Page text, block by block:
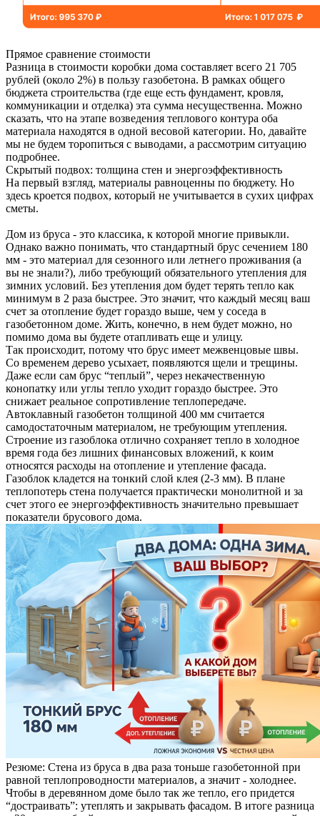
Прямое сравнение стоимости
Разница в стоимости коробки дома составляет всего 21 705
рублей (около 2%) в пользу газобетона. В рамках общего
бюджета строительства (где еще есть фундамент, кровля,
коммуникации и отделка) эта сумма несущественна. Можно
сказать, что на этапе возведения теплового контура оба
материала находятся в одной весовой категории. Но, давайте
мы не будем торопиться с выводами, а рассмотрим ситуацию
подробнее.
Скрытый подвох: толщина стен и энергоэффективность
На первый взгляд, материалы равноценны по бюджету. Но
здесь кроется подвох, который не учитывается в сухих цифрах
сметы.
Дом из бруса - это классика, к которой многие привыкли.
Однако важно понимать, что стандартный брус сечением 180
мм - это материал для сезонного или летнего проживания (а
вы не знали?), либо требующий обязательного утепления для
зимних условий. Без утепления дом будет терять тепло как
минимум в 2 раза быстрее. Это значит, что каждый месяц ваш
счет за отопление будет гораздо выше, чем у соседа в
газобетонном доме. Жить, конечно, в нем будет можно, но
помимо дома вы будете отапливать еще и улицу.
Так происходит, потому что брус имеет межвенцовые швы.
Со временем дерево усыхает, появляются щели и трещины.
Даже если сам брус “теплый”, через некачественную
конопатку или углы тепло уходит гораздо быстрее. Это
снижает реальное сопротивление теплопередаче.
Автоклавный газобетон толщиной 400 мм считается
самодостаточным материалом, не требующим утепления.
Строение из газоблока отлично сохраняет тепло в холодное
время года без лишних финансовых вложений, к коим
относятся расходы на отопление и утепление фасада.
Газоблок кладется на тонкий слой клея (2-3 мм). В плане
теплопотерь стена получается практически монолитной и за
счет этого ее энергоэффективность значительно превышает
показатели брусового дома.
Резюме: Стена из бруса в два раза тоньше газобетонной при
равной теплопроводности материалов, а значит - холоднее.
Чтобы в деревянном доме было так же тепло, его придется
“достраивать”: утеплять и закрывать фасадом. В итоге разница